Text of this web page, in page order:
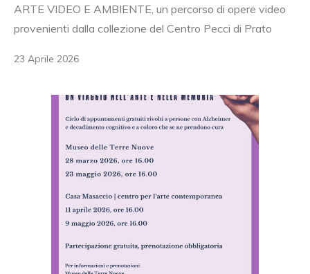
ARTE VIDEO E AMBIENTE, un percorso di opere video
provenienti dalla collezione del Centro Pecci di Prato
23 Aprile 2026